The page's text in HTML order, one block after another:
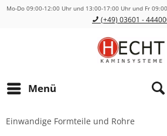
Mo-Do 09:00-12:00 Uhr und 13:00-17:00 Uhr und Fr
(+49) 03601 -
Menü
Einwandige Formteile und Rohre